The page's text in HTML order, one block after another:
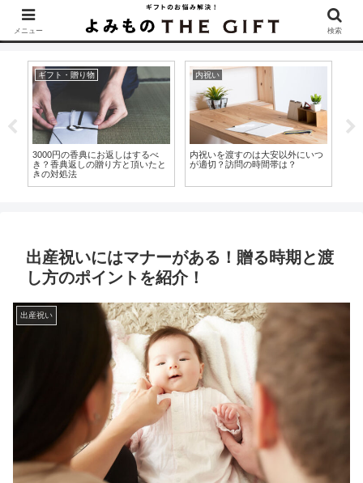
▶︎カタログギフトを探すなら『ソムリエ＠ギフト』をCheck！
ギフト・贈り物
就職祝いにはメッセージカードを
添えると◎新社会人に贈るメッセ
ージ文例集！
内祝い
お盆の時期に出産内祝いを贈って
もいい？8月に贈る内祝いのギモ
出産祝いにはマナーがある！贈る時期と渡
し方のポイントを紹介！
出産祝い
メニュー 検索